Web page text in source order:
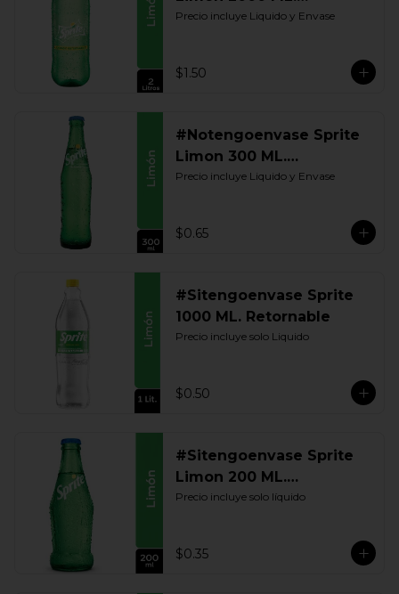
Retornable
Precio incluye Liquido y Envase
$1.50
#Notengoenvase Sprite
Limon 300 ML.
Retornable
Precio incluye Liquido y Envase
$0.65
#Sitengoenvase Sprite
1000 ML. Retornable
Precio incluye solo Liquido
$0.50
#Sitengoenvase Sprite
Limon 200 ML.
Retornable
Precio incluye solo líquido
$0.35